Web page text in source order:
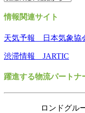
情報関連サイト
天気予報 日本気象協
渋滞情報 JARTIC
躍進する物流パートナ
ロンドグル